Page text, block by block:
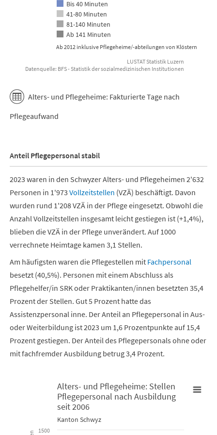
Ab 2012 inklusive Pflegeheime/-abteilungen von Klöstern
Bis 40 Minuten
41-80 Minuten
81-140 Minuten
Ab 141 Minuten
LUSTAT Statistik Luzern
Datenquelle: BFS - Statistik der sozialmedizinischen Institutionen
Alters- und Pflegeheime: Fakturierte Tage nach
Pflegeaufwand
Anteil Pflegepersonal stabil
2023 waren in den Schwyzer Alters- und Pflegeheimen 2'632
Personen in 1'973 Vollzeitstellen (VZÄ) beschäftigt. Davon
wurden rund 1'208 VZÄ in der Pflege eingesetzt. Obwohl die
Anzahl Vollzeitstellen insgesamt leicht gestiegen ist (+1,4%),
blieben die VZÄ in der Pflege unverändert. Auf 1000
verrechnete Heimtage kamen 3,1 Stellen.
Am häufigsten waren die Pflegestellen mit Fachpersonal
besetzt (40,5%). Personen mit einem Abschluss als
Pflegehelfer/in SRK oder Praktikanten/innen besetzten 35,4
Prozent der Stellen. Gut 5 Prozent hatte das
Assistenzpersonal inne. Der Anteil an Pflegepersonal in Aus-
oder Weiterbildung ist 2023 um 1,6 Prozentpunkte auf 15,4
Prozent gestiegen. Der Anteil des Pflegepersonals ohne oder
mit fachfremder Ausbildung betrug 3,4 Prozent.
Alters- und Pflegeheime: Stellen Pflegepersonal nach
Bar chart with 6 data series.
Alters- und Pflegeheime: Stellen
Pflegepersonal nach Ausbildung
seit 2006
Kanton Schwyz
1500